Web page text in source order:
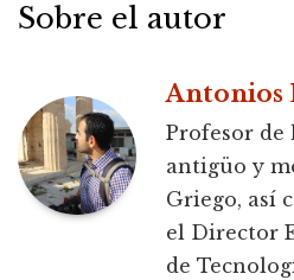
Sobre el autor
Antonios
Profesor de
antigüo y
Griego, así
el Director
de